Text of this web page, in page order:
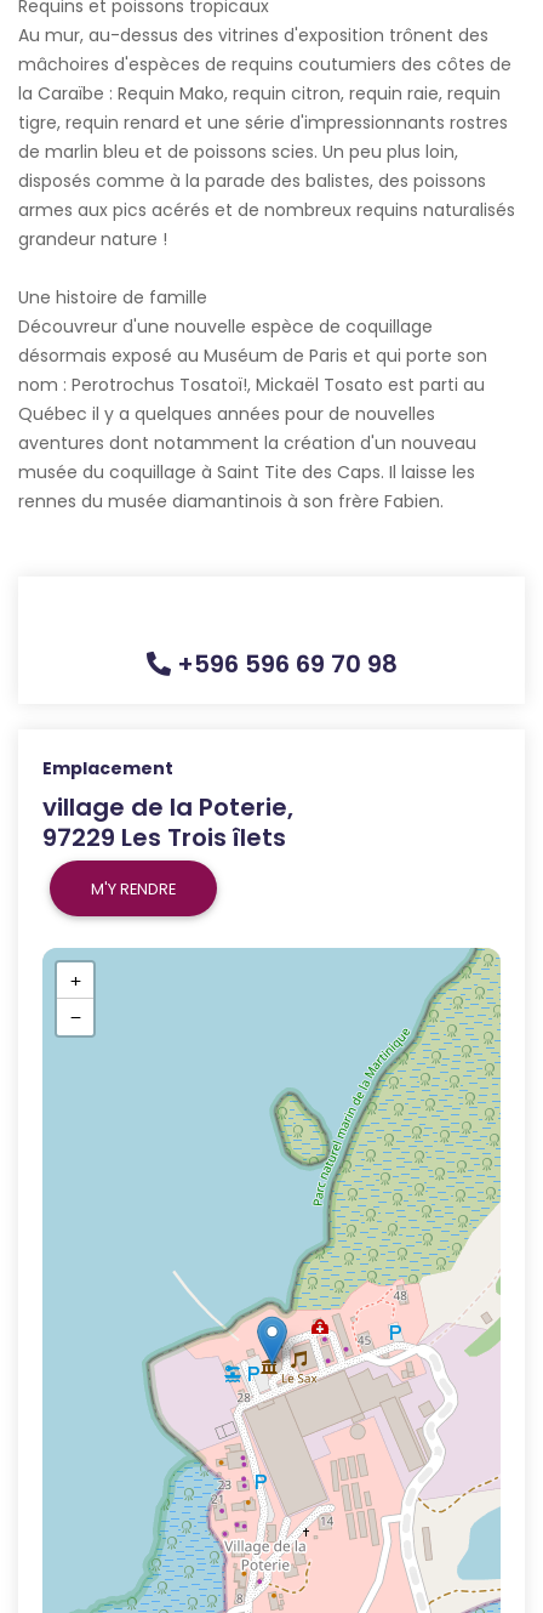
Requins et poissons tropicaux
Au mur, au-dessus des vitrines d'exposition trônent des
mâchoires d'espèces de requins coutumiers des côtes de
la Caraïbe : Requin Mako, requin citron, requin raie, requin
tigre, requin renard et une série d'impressionnants rostres
de marlin bleu et de poissons scies. Un peu plus loin,
disposés comme à la parade des balistes, des poissons
armes aux pics acérés et de nombreux requins naturalisés
grandeur nature !
Une histoire de famille
Découvreur d'une nouvelle espèce de coquillage
désormais exposé au Muséum de Paris et qui porte son
nom : Perotrochus Tosatoï!, Mickaël Tosato est parti au
Québec il y a quelques années pour de nouvelles
aventures dont notamment la création d'un nouveau
musée du coquillage à Saint Tite des Caps. Il laisse les
rennes du musée diamantinois à son frère Fabien.
+596 596 69 70 98
Emplacement
village de la Poterie,
97229 Les Trois îlets
M'Y RENDRE
+
−